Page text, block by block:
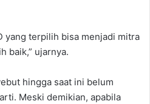
yang terpilih bisa menjadi mitra
baik,” ujarnya.
hingga saat ini belum
Meski demikian, apabila